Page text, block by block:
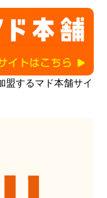
盟するマド本舗サイ